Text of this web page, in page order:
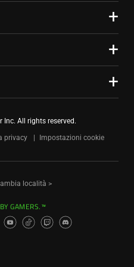
Inc. All rights reserved.
privacy Impostazioni cookie
località >
GAMERS.™